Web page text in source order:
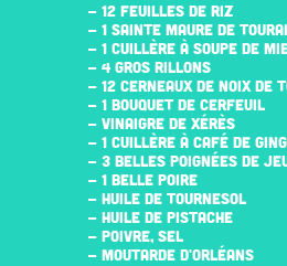
- 12 FEUILLES DE RIZ
- 1 SAINTE MAURE DE
- 1 CUILLÈRE À SOUPE DE
- 4 GROS RILLONS
- 12 CERNEAUX DE NOIX DE
- 1 BOUQUET DE CERFEUIL
- VINAIGRE DE XÉRÈS
- 1 CUILLÈRE À CAFÉ DE
- 3 BELLES POIGNÉES DE
- 1 BELLE POIRE
- HUILE DE TOURNESOL
- HUILE DE PISTACHE
- POIVRE, SEL
- MOUTARDE D'ORLÉANS